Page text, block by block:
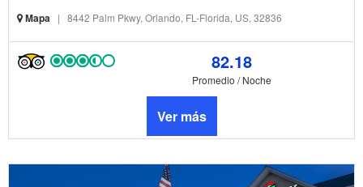
Mapa | 8442 Palm Pkwy, Orlando, FL-Florida, US, 32836
82.18
Promedio / Noche
Ver más